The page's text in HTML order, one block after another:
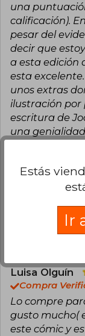
una
calificación).
pesar del
decir que
a esta edición
esta
unos extras
ilustración por
escritura de
una
impresión y
"Reservoir
es fenomenal.
Luisa Olguín
Compra
Lo compre
gusto mucho(
este cómic y
Estás
Ir